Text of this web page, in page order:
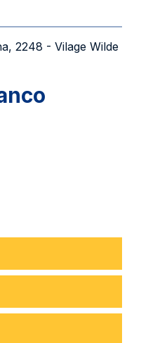
2248 - Vilage Wilde